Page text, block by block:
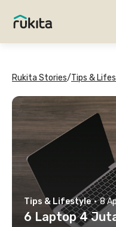
Rukita Stories/Tips &
Tips & Lifestyle · 8
6 Laptop 4